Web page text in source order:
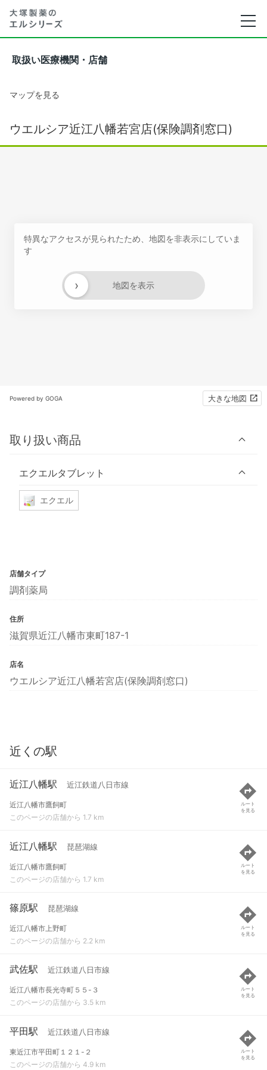
取扱い医療機関・店舗
マップを見る
ウエルシア近江八幡若宮店(保険調剤窓口)
特異なアクセスが見られたため、地図を非表示にしていま
す
地図を表示
›
Powered by GOGA 大きな地図
取り扱い商品
エクエルタブレット
エクエル
店舗タイプ
調剤薬局
住所
滋賀県近江八幡市東町187-1
店名
ウエルシア近江八幡若宮店(保険調剤窓口)
近くの駅
近江八幡駅 近江鉄道八日市線
近江八幡市鷹飼町
このページの店舗から 1.7 km
ルート
を見る
近江八幡駅 琵琶湖線
近江八幡市鷹飼町
このページの店舗から 1.7 km
ルート
を見る
篠原駅 琵琶湖線
近江八幡市上野町
このページの店舗から 2.2 km
ルート
を見る
武佐駅 近江鉄道八日市線
近江八幡市長光寺町５５-３
このページの店舗から 3.5 km
ルート
を見る
平田駅 近江鉄道八日市線
東近江市平田町１２１-２
このページの店舗から 4.9 km
ルート
を見る